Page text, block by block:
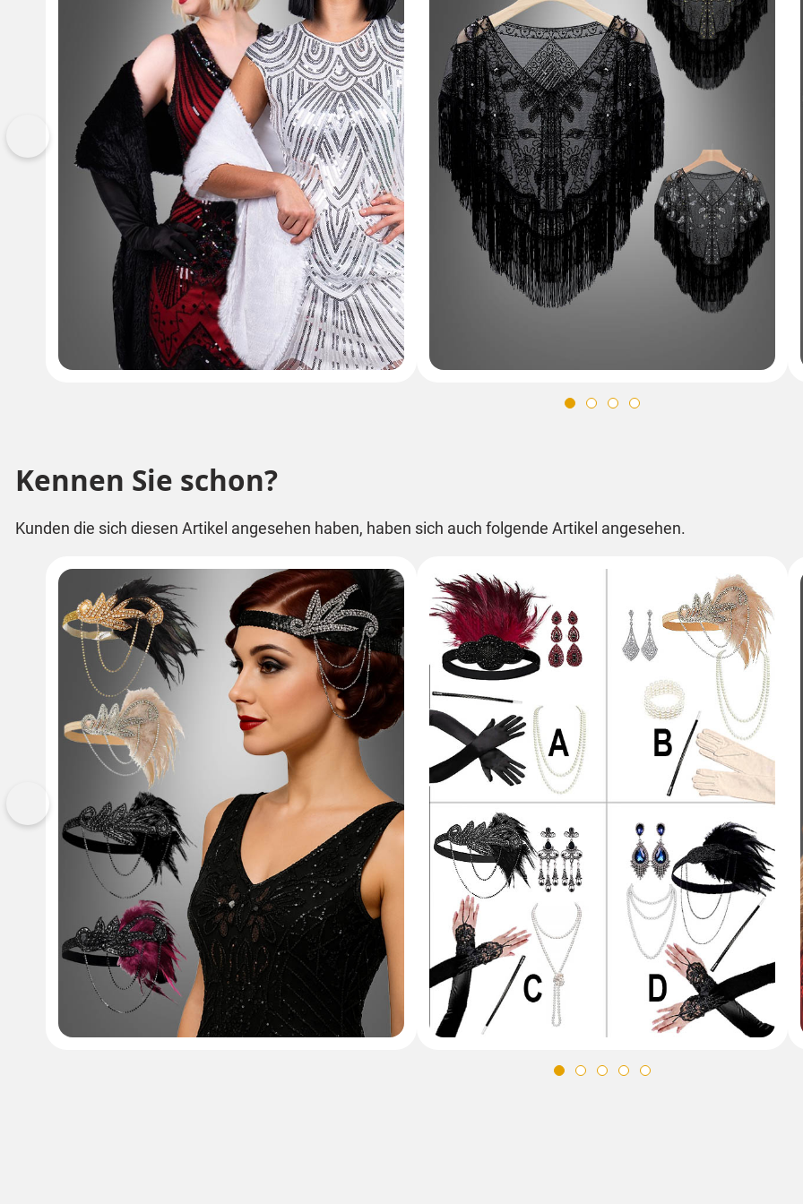
Haarschmuck mit schwarzen Federn
Ohrringe mit schwarzem Schmuckstein
Perlenkette
Zigarettenspitze
Schwarze, fingerlose Handschuhe
Bitte beachten Sie:
Ohrstecker sind Hygieneartikel und können nur versiegelt und ungeöffnet zurückgegeben werden.
Vorherige
Kennen Sie schon?
Kunden die sich diesen Artikel angesehen haben, haben sich auch folgende Artikel angesehen.
Vorherige